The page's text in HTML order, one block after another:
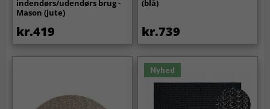
indendørs/udendørs brug -
Mason (jute)
kr.419
(blå)
kr.739
Nyhed